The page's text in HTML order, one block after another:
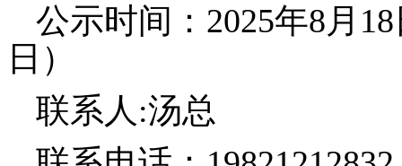
公示时间 ： 2025年8月 18
日）
联系人 :汤总